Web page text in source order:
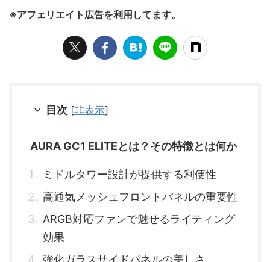
※アフェリエイト広告を利用してます。
目次 [非表示]
AURA GC1 ELITEとは？その特徴とは何か
ミドルタワー設計が提供する利便性
高通気メッシュフロントパネルの重要性
ARGB対応ファンで魅せるライティング
効果
強化ガラスサイドパネルの美しさ